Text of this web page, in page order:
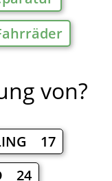
von?
17
24